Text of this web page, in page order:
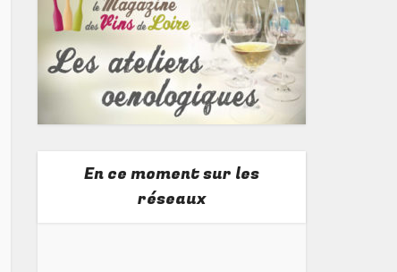
En ce moment sur les
réseaux